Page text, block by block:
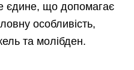
єдине, що допомагає
особливість,
та молібден.